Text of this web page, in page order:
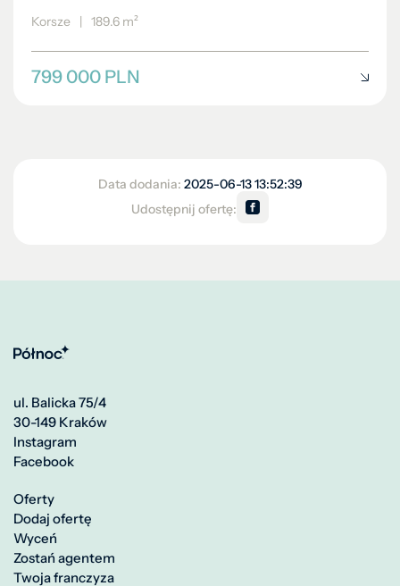
Korsze | 189.6 m²
799 000 PLN
Data dodania: 2025-06-13 13:52:39
Udostępnij ofertę:
ul. Balicka 75/4
30-149 Kraków
Instagram
Facebook
Oferty
Dodaj ofertę
Wyceń
Zostań agentem
Twoja franczyza